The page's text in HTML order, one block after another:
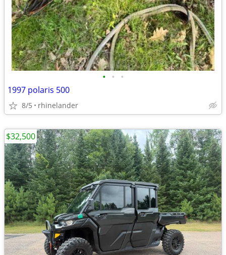
• • •
1997 polaris 500
8/5 rhinelander
$32,500